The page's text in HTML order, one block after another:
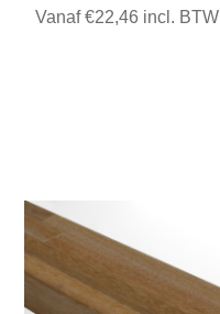
Vanaf €22,46 incl. BTW